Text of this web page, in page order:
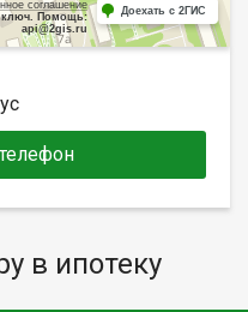
соглашение
ключ. Помощь:
api@2gis.ru
Доехать с 2ГИС
в ипотеку